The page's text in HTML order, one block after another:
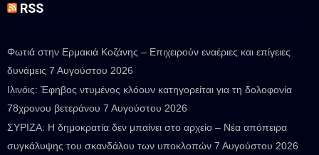
RSS
Φωτιά στην Ερμακιά Κοζάνης – Επιχειρούν εναέριες και επίγειες
δυνάμεις 7 Αυγούστου 2026
Ιλινόις: Έφηβος ντυμένος κλόουν κατηγορείται για τη δολοφονία
78χρονου βετεράνου 7 Αυγούστου 2026
ΣΥΡΙΖΑ: Η δημοκρατία δεν μπαίνει στο αρχείο – Νέα απόπειρα
συγκάλυψης του σκανδάλου των υποκλοπών 7 Αυγούστου 2026